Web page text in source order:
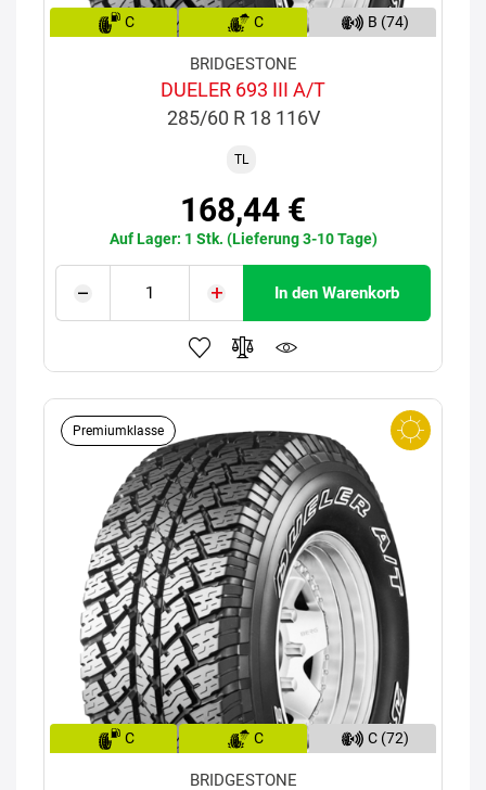
C C B (74)
BRIDGESTONE
DUELER 693 III A/T
285/60 R 18 116V
TL
168,44 €
Auf Lager: 1 Stk. (Lieferung 3-10 Tage)
In den Warenkorb
Premiumklasse
C C C (72)
BRIDGESTONE